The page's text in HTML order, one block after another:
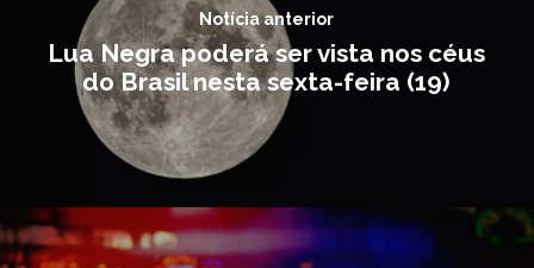
Notícia anterior
Lua Negra poderá ser vista nos céus
do Brasil nesta sexta-feira (19)